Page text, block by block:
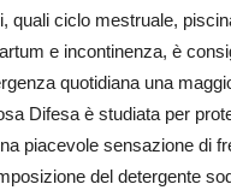
quali ciclo mestruale,
e incontinenza, è
quotidiana una
Difesa è studiata per
piacevole sensazione di
del detergente